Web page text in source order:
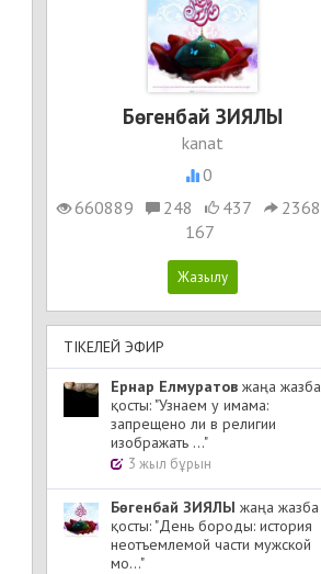
Бөгенбай ЗИЯЛЫ
kanat
0
660889
248 437
2368
167
ТІКЕЛЕЙ ЭФИР
Ернар Елмуратов жаңа жазба
қосты: "Узнаем у имама:
запрещено ли в религии
изображать ..."
3 жыл бұрын
Бөгенбай ЗИЯЛЫ жаңа жазба
қосты: "День бороды: история
неотъемлемой части мужской
мо..."